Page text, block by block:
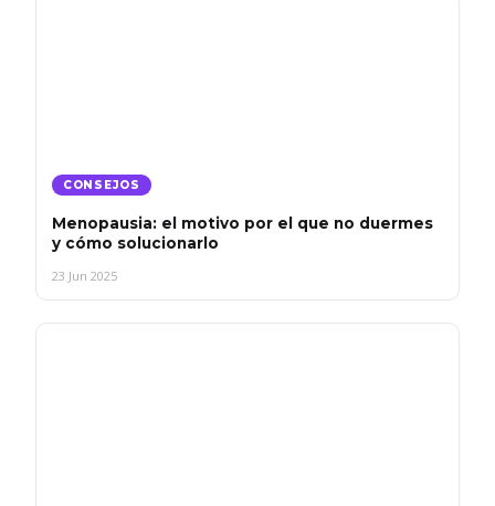
CONSEJOS
Menopausia: el motivo por el que no duermes
y cómo solucionarlo
23 Jun 2025